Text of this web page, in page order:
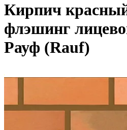
Кирпич
флэшинг
Рауф (Rauf)